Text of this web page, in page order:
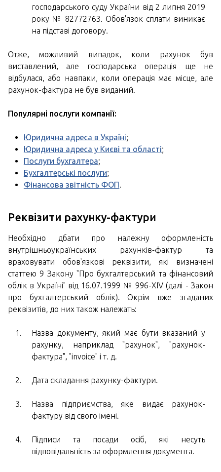
господарського суду України від 2 липня 2019
року № 82772763. Обов'язок сплати виникає
на підставі договору.
Отже, можливий випадок, коли рахунок був
виставлений, але господарська операція ще не
відбулася, або навпаки, коли операція має місце, але
рахунок-фактура не був виданий.
Популярні послуги компанії:
Юридична адреса в Україні;
Юридична адреса у Києві та області;
Послуги бухгалтера;
Бухгалтерські послуги;
Фінансова звітність ФОП.
Реквізити рахунку-фактури
Необхідно дбати про належну оформленість
внутрішньоукраїнських рахунків-фактур та
враховувати обов'язкові реквізити, які визначені
статтею 9 Закону "Про бухгалтерський та фінансовий
облік в Україні" від 16.07.1999 № 996-XIV (далі - Закон
про бухгалтерський облік). Окрім вже згаданих
реквізитів, до них також належать:
Назва документу, який має бути вказаний у
рахунку, наприклад "рахунок", "рахунок-
фактура", "invoice" і т. д.
Дата складання рахунку-фактури.
Назва підприємства, яке видає рахунок-
фактуру від свого імені.
Підписи та посади осіб, які несуть
відповідальність за оформлення документа.